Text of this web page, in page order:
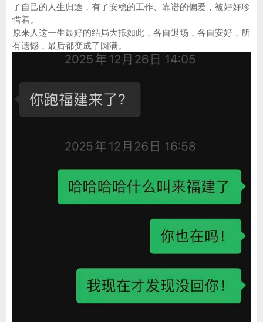
了自己的人生归途，有了安稳的工作、靠谱的偏爱，被好好珍
惜着。
原来人这一生最好的结局大抵如此，各自退场，各自安好，所
有遗憾，最后都变成了圆满。